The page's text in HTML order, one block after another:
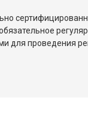
для проведения